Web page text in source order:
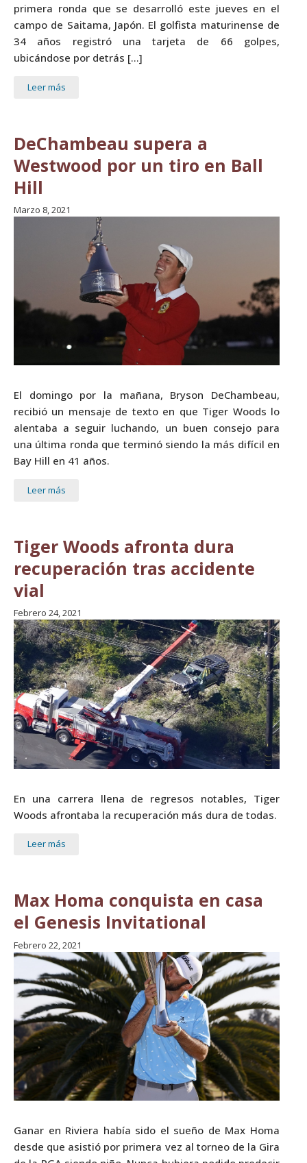
primera ronda que se desarrolló este jueves en el
campo de Saitama, Japón. El golfista maturinense de
34 años registró una tarjeta de 66 golpes,
ubicándose por detrás […]
Leer más
DeChambeau supera a
Westwood por un tiro en Ball
Hill
Marzo 8, 2021
El domingo por la mañana, Bryson DeChambeau,
recibió un mensaje de texto en que Tiger Woods lo
alentaba a seguir luchando, un buen consejo para
una última ronda que terminó siendo la más difícil en
Bay Hill en 41 años.
Leer más
Tiger Woods afronta dura
recuperación tras accidente
vial
Febrero 24, 2021
En una carrera llena de regresos notables, Tiger
Woods afrontaba la recuperación más dura de todas.
Leer más
Max Homa conquista en casa
el Genesis Invitational
Febrero 22, 2021
Ganar en Riviera había sido el sueño de Max Homa
desde que asistió por primera vez al torneo de la Gira